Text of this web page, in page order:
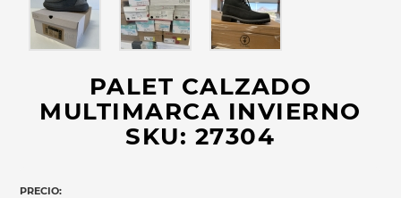
PALET CALZADO
MULTIMARCA INVIERNO
SKU: 27304
PRECIO: